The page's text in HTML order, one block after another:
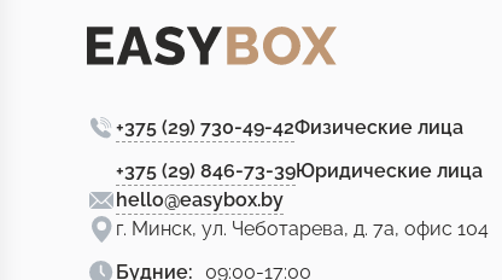
+375 (29) 730-49-42Физические лица
+375 (29) 846-73-39Юридические лица
hello@easybox.by
г. Минск, ул. Чеботарева, д. 7а, офис 104
Будние:
09:00-17:00